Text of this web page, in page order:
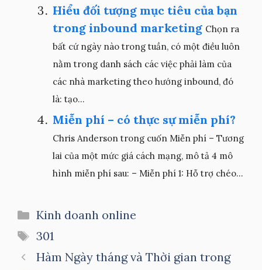
Hiểu đối tượng mục tiêu của bạn
trong inbound marketing Chọn ra
bất cứ ngày nào trong tuần, có một điều luôn
nằm trong danh sách các việc phải làm của
các nhà marketing theo hướng inbound, đó
là: tạo...
Miễn phí – có thực sự miễn phí?
Chris Anderson trong cuốn Miễn phí – Tương
lai của một mức giá cách mạng, mô tả 4 mô
hình miễn phí sau: – Miễn phí 1: Hỗ trợ chéo...
Danh
mục
Kinh doanh online
Thẻ
301
Hàm Ngày tháng và Thời gian trong